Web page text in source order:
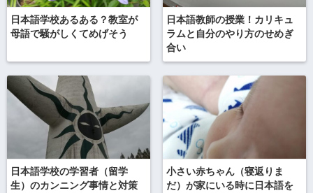
日本語学校あるある？教室が
母語で騒がしくてめげそう
日本語教師の授業！カリキュ
ラムと自分のやり方のせめぎ
合い
日本語学校の学習者（留学
生）のカンニング事情と対策
小さい赤ちゃん（寝返りま
だ）が家にいる時に日本語を